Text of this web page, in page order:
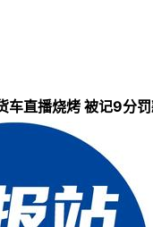
车直播烧烤 被记9分